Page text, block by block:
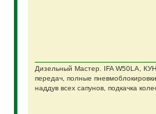
Дизельный Мастер. IFA W50LA,
передач, полные
наддув всех сапунов, подкачка